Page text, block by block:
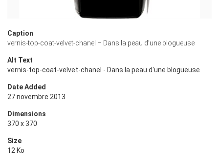
Caption
vernis-top-coat-velvet-chanel – Dans la peau d’une blogueuse
Alt Text
vernis-top-coat-velvet-chanel - Dans la peau d'une blogueuse
Date Added
27 novembre 2013
Dimensions
370 x 370
Size
12 Ko